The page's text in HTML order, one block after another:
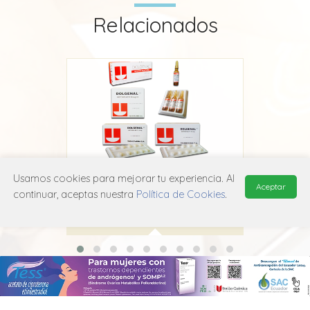
Relacionados
Dolgenal
Usamos cookies para mejorar tu experiencia. Al
continuar, aceptas nuestra Política de Cookies.
Aceptar